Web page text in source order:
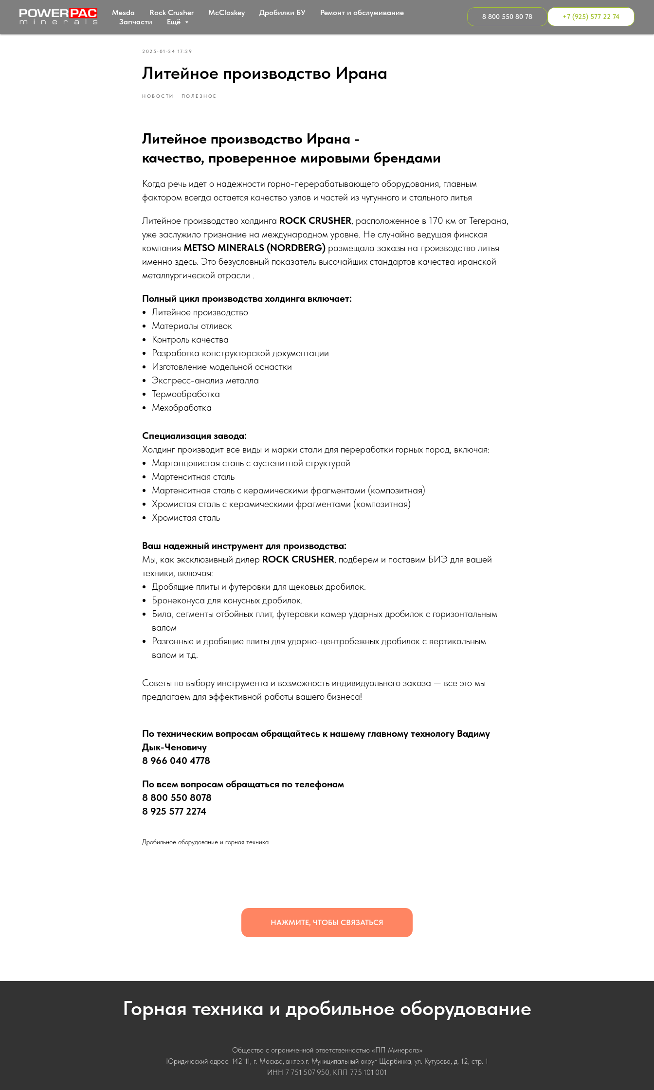
Mesda Rock Crusher МcСloskey Дробилки БУ
Ремонт и обслуживание
Запчасти
Ещё
8 800 550 80 78 +7 (925) 577 22 74
2025-01-24 17:29
Литейное производство Ирана
НОВОСТИ ПОЛЕЗНОЕ
Литейное производство Ирана -
качество, проверенное мировыми брендами
Когда речь идет о надежности горно-перерабатывающего оборудования, главным
фактором всегда остается качество узлов и частей из чугунного и стального литья
Литейное производство холдинга ROCK CRUSHER, расположенное в 170 км от Тегерана,
уже заслужило признание на международном уровне. Не случайно ведущая финская
компания METSO MINERALS (NORDBERG) размещала заказы на производство литья
именно здесь. Это безусловный показатель высочайших стандартов качества иранской
металлургической отрасли .
Полный цикл производства холдинга включает:
Литейное производство
Материалы отливок
Контроль качества
Разработка конструкторской документации
Изготовление модельной оснастки
Экспресс-анализ металла
Термообработка
Мехобработка
Специализация завода:
Холдинг производит все виды и марки стали для переработки горных пород, включая:
Марганцовистая сталь с аустенитной структурой
Мартенситная сталь
Мартенситная сталь с керамическими фрагментами (композитная)
Хромистая сталь с керамическими фрагментами (композитная)
Хромистая сталь
Ваш надежный инструмент для производства:
Мы, как эксклюзивный дилер ROCK CRUSHER, подберем и поставим БИЭ для вашей
техники, включая:
Дробящие плиты и футеровки для щековых дробилок.
Бронеконуса для конусных дробилок.
Била, сегменты отбойных плит, футеровки камер ударных дробилок с горизонтальным
валом
Разгонные и дробящие плиты для ударно-центробежных дробилок с вертикальным
валом и т.д.
Советы по выбору инструмента и возможность индивидуального заказа — все это мы
предлагаем для эффективной работы вашего бизнеса!
По техническим вопросам обращайтесь к нашему главному технологу Вадиму
Дык-Ченовичу
8 966 040 4778
По всем вопросам обращаться по телефонам
8 800 550 8078
8 925 577 2274
Дробильное оборудование и горная техника
НАЖМИТЕ, ЧТОБЫ СВЯЗАТЬСЯ
Горная техника и дробильное оборудование
Общество с ограниченной ответственностью «ПП Минералз»
Юридический адрес: 142111, г. Москва, вн.тер.г. Муниципальный округ Щербинка, ул. Кутузова, д. 12, стр. 1
ИНН 7 751 507 950, КПП 775 101 001